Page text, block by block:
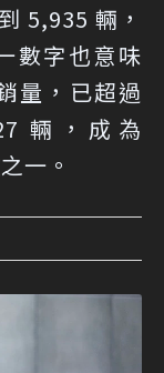
5,935 輛，
數字也意味
量，已超過
輛，成為
一。